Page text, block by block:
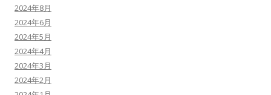
2024年8月
2024年6月
2024年5月
2024年4月
2024年3月
2024年2月